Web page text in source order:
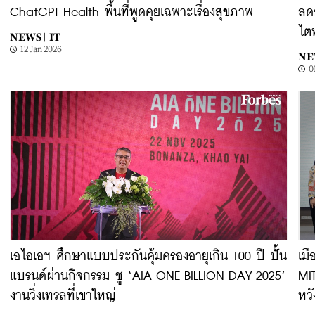
ChatGPT Health พื้นที่พูดคุยเฉพาะเรื่องสุขภาพ
NEWS | IT
12 Jan 2026
ลด
ไ
​เอไอเอฯ ศึกษาแบบประกันคุ้มครองอายุเกิน 100 ปี ปั้น
แบรนด์ผ่านกิจกรรม ชู ‘AIA ONE BILLION DAY 2025’
งานวิ่งเทรลที่เขาใหญ่
เมื
หวั